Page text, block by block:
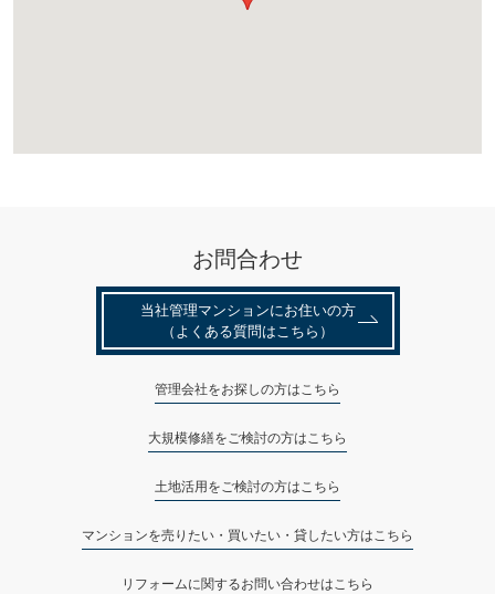
お問合わせ
当社管理マンションにお住いの⽅
（よくある質問はこちら）
管理会社をお探しの方はこちら
大規模修繕をご検討の方はこちら
土地活用をご検討の方はこちら
マンションを売りたい・買いたい・貸したい方はこちら
リフォームに関するお問い合わせはこちら